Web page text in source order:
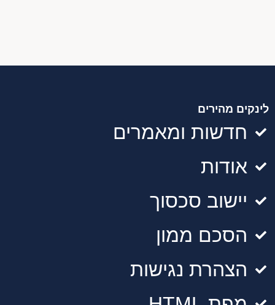
לינקים מהירים
חדשות ומאמרים
אודות
יישוב סכסוך
הסכם ממון
הצהרת נגישות